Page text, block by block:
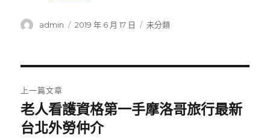
作
admin
發
2019 年 6 月 17 日
分
未分類
章
導
上一篇文章
上
一
老人看護資格第一手摩洛哥旅行最新
台北外勞仲介